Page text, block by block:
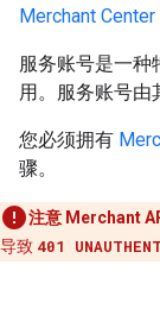
Merchant
服务账号是一种
用。服务账号由
您必须拥有
骤。
注意 Merchant
导致 401